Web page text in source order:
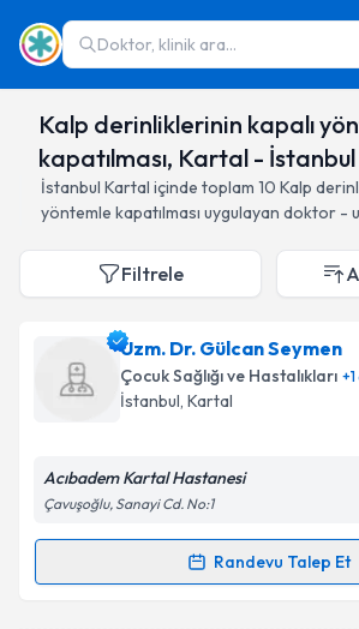
Doktor, klinik ara...
Kalp derinliklerinin kapalı
kapatılması, Kartal - İstanbul
İstanbul Kartal içinde toplam 10 Kalp
yöntemle kapatılması uygulayan doktor -
Filtrele
Uzm. Dr. Gülcan Seymen
Çocuk Sağlığı ve Hastalıkları +1
İstanbul, Kartal
Acıbadem Kartal Hastanesi
Çavuşoğlu, Sanayi Cd. No:1
Randevu Talep Et
Randevu Takvimi Talebi